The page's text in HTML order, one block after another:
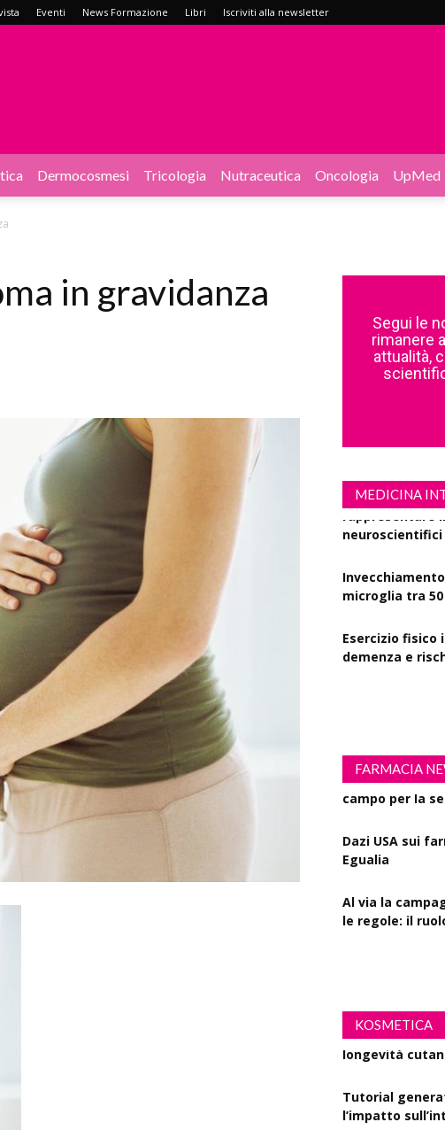
Eventi News Formazione Libri Iscriviti alla newsletter
Dermocosmesi Tricologia Nutraceutica Oncologia UpMed
in gravidanza
Segui le
rimanere
attualità,
MEDICINA
Esercizio fisico
demenza e
Come il
FARMACIA
Dazi USA sui
Al via la
Drink Spiking:
KOSMETICA
Tutorial
Polisaccaride